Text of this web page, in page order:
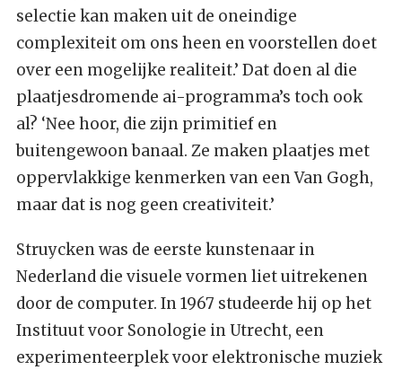
selectie kan maken uit de oneindige
complexiteit om ons heen en voorstellen doet
over een mogelijke realiteit.’ Dat doen al die
plaatjesdromende ai-programma’s toch ook
al? ‘Nee hoor, die zijn primitief en
buitengewoon banaal. Ze maken plaatjes met
oppervlakkige kenmerken van een Van Gogh,
maar dat is nog geen creativiteit.’
Struycken was de eerste kunstenaar in
Nederland die visuele vormen liet uitrekenen
door de computer. In 1967 studeerde hij op het
Instituut voor Sonologie in Utrecht, een
experimenteerplek voor elektronische muziek